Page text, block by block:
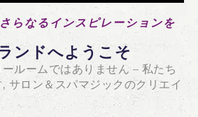
らなるインスピレーションを
ンドへようこそ
ルームではありません – 私たち
サロン＆スパマジックのクリエイ